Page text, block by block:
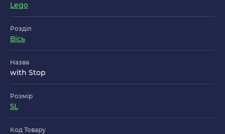
Lego
Розділ
Вісь
Назва
with Stop
Розмір
5L
Код Товару